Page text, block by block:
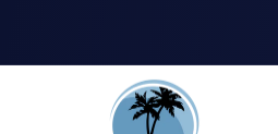
Solutions